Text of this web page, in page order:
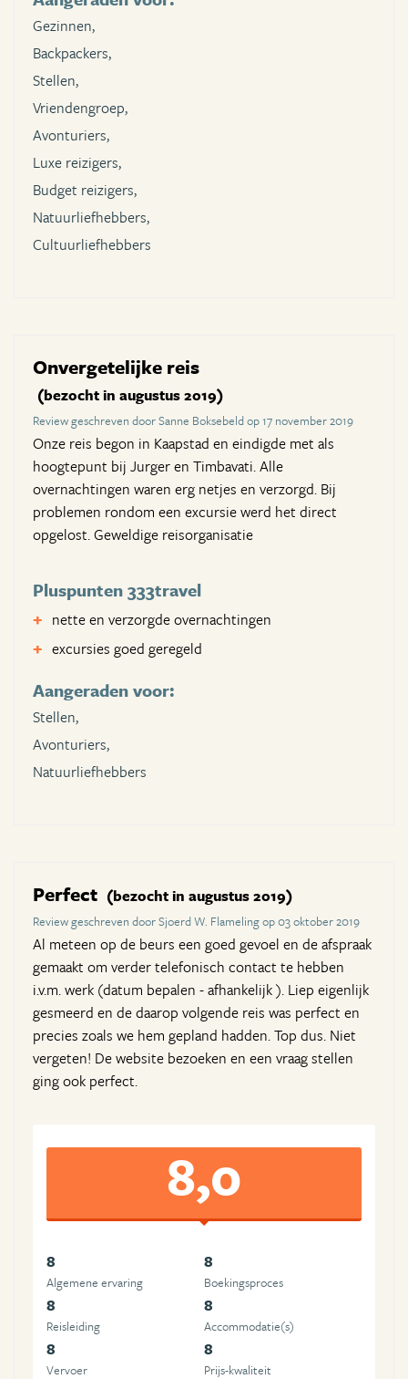
Gezinnen,
Backpackers,
Stellen,
Vriendengroep,
Avonturiers,
Luxe reizigers,
Budget reizigers,
Natuurliefhebbers,
Cultuurliefhebbers
Onvergetelijke reis
(bezocht in augustus 2019)
Review geschreven door Sanne Boksebeld op 17 november 2019
Onze reis begon in Kaapstad en eindigde met als
hoogtepunt bij Jurger en Timbavati. Alle
overnachtingen waren erg netjes en verzorgd. Bij
problemen rondom een excursie werd het direct
opgelost. Geweldige reisorganisatie
Pluspunten 333travel
nette en verzorgde overnachtingen
excursies goed geregeld
Aangeraden voor:
Stellen,
Avonturiers,
Natuurliefhebbers
Perfect (bezocht in augustus 2019)
Review geschreven door Sjoerd W. Flameling op 03 oktober 2019
Al meteen op de beurs een goed gevoel en de afspraak
gemaakt om verder telefonisch contact te hebben
i.v.m. werk (datum bepalen - afhankelijk ). Liep eigenlijk
gesmeerd en de daarop volgende reis was perfect en
precies zoals we hem gepland hadden. Top dus. Niet
vergeten! De website bezoeken en een vraag stellen
ging ook perfect.
8,0
8
Algemene ervaring
8
Boekingsproces
8
Reisleiding
8
Accommodatie(s)
8
Vervoer
8
Prijs-kwaliteit